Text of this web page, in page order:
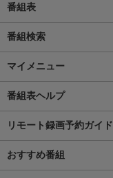
番組表
番組検索
マイメニュー
番組表ヘルプ
リモート録画予約ガイド
おすすめ番組